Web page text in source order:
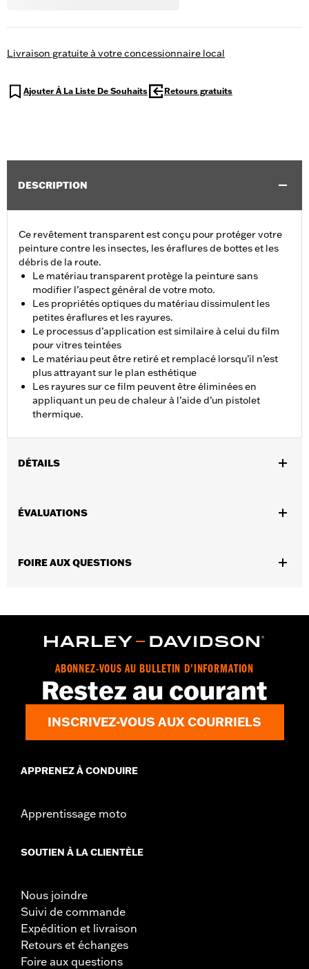
Livraison gratuite à votre concessionnaire local
Ajouter À La Liste De Souhaits Retours gratuits
DESCRIPTION
Ce revêtement transparent est conçu pour protéger votre
peinture contre les insectes, les éraflures de bottes et les
débris de la route.
Le matériau transparent protège la peinture sans
modifier l’aspect général de votre moto.
Les propriétés optiques du matériau dissimulent les
petites éraflures et les rayures.
Le processus d’application est similaire à celui du film
pour vitres teintées
Le matériau peut être retiré et remplacé lorsqu’il n’est
plus attrayant sur le plan esthétique
Les rayures sur ce film peuvent être éliminées en
appliquant un peu de chaleur à l’aide d’un pistolet
thermique.
DÉTAILS
FLHKT et FLTRK 2024. Non recommandé pour une utilisation
les rayures mineures
d.com/warrantypour obtenir tous les détails
ÉVALUATIONS
FOIRE AUX QUESTIONS
ABONNEZ-VOUS AU BULLETIN D'INFORMATION
Restez au courant
INSCRIVEZ-VOUS AUX COURRIELS
APPRENEZ À CONDUIRE
Apprentissage moto
SOUTIEN À LA CLIENTÈLE
Nous joindre
Suivi de commande
Expédition et livraison
Retours et échanges
Foire aux questions